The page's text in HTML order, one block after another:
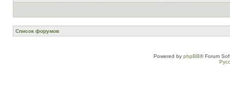
Список форумов
Powered by phpBB® Forum